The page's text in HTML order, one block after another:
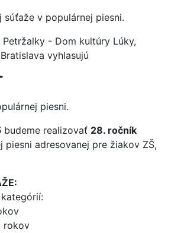
súťaže v populárnej piesni.
Petržalky - Dom kultúry Lúky,
vyhlasujú
piesni.
budeme realizovať 28. ročník
piesni adresovanej pre žiakov ZŠ,
rokov